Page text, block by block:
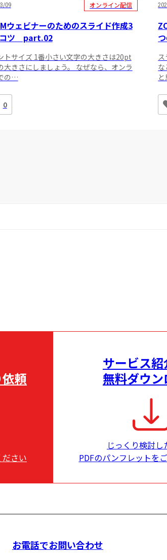
09 オンライン配信
ウェビナーのためのスライド作成3
ツ part.02
トサイズ 1番小さい文字の大きさは20pt
大きさにしましょう。 なぜなら、オンラ
の…
0
頼
さい
サービス
無料ダウン
じっくり検討し
PDFのパンフレットを
お電話でお問い合わせ